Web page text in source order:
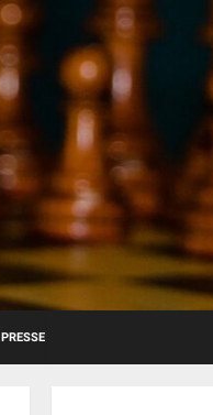
PRESSE